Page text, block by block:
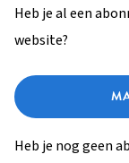
Heb je al een
website?
Heb je nog geen